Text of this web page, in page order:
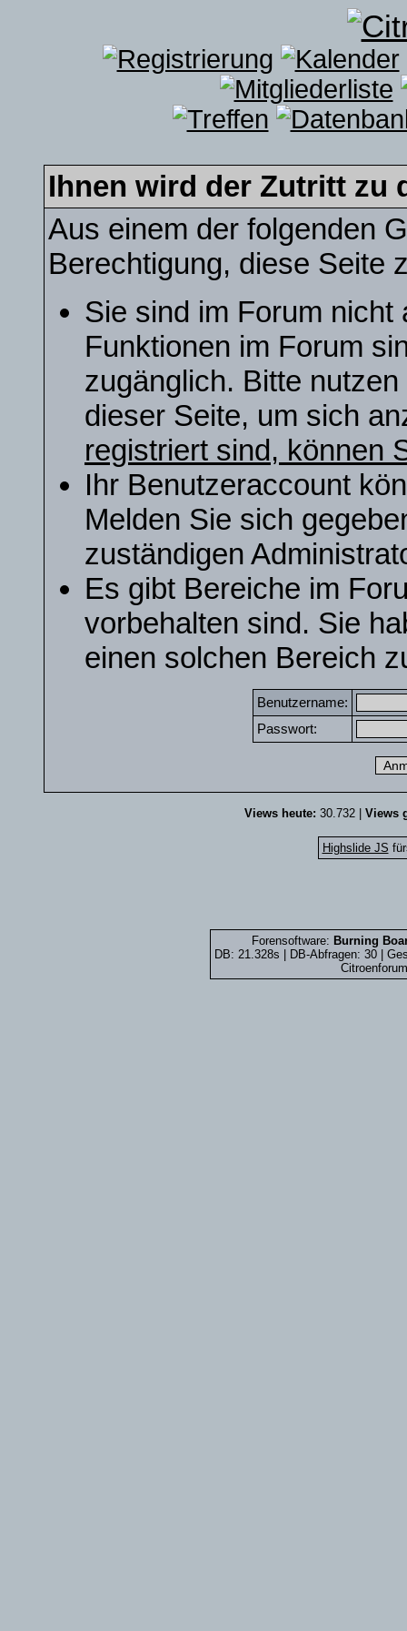
Ihnen wird der Zutritt zu
Aus einem der folgenden
Berechtigung, diese Seite
Sie sind im Forum nicht
Funktionen im Forum
zugänglich. Bitte
dieser Seite, um sich
registriert sind, können
Ihr Benutzeraccount
Melden Sie sich
zuständigen
Es gibt Bereiche im
vorbehalten sind. Sie
einen solchen Bereich
Benutzername:
Passwort:
Views heute: 30.732 | Views
Highslide JS
Forensoftware: Burning
DB: 21.328s | DB-Abfragen: 30 |